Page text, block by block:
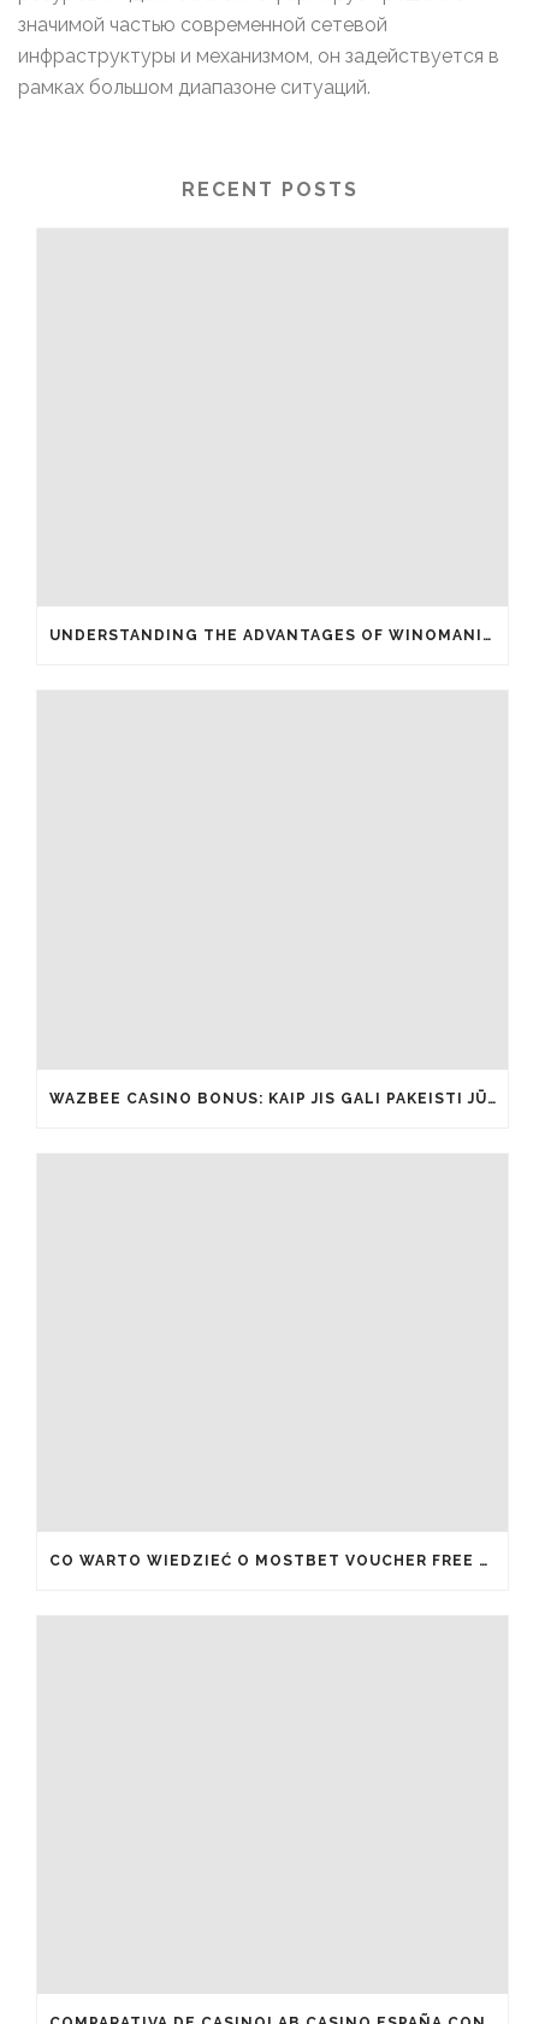
значимой частью современной сетевой
инфраструктуры и механизмом, он задействуется в
рамках большом диапазоне ситуаций.
RECENT POSTS
UNDERSTANDING THE ADVANTAGES OF WINOMANIA CASINO FREE SPINS
WAZBEE CASINO BONUS: KAIP JIS GALI PAKEISTI JŪSŲ ŽAIDIMŲ PATIRTĮ IŠ ESMĖS
CO WARTO WIEDZIEĆ O MOSTBET VOUCHER FREE SPINS I JAK JE ODEBRAĆ